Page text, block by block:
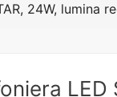
24W, lumina
LED